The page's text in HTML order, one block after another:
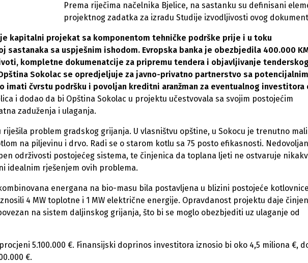
Prema riječima načelnika Bjelice, na sastanku su definisani
projektnog zadatka za izradu Studije izvodljivosti ovog
kapitalni projekat sa komponentom tehničke podrške prije i u toku
sastanaka sa uspješnim ishodom. Evropska banka je obezbjedila 400.000
kompletne dokumenatcije za pripremu tendera i objavljivanje
Sokolac se opredjeljuje za javno-privatno partnerstvo sa potencijalnim
imati čvrstu podršku i povoljan kreditni aranžman za eventualnog investitora
i dodao da bi Opština Sokolac u projektu učestvovala sa svojim postojećim
zaduženja i ulaganja.
problem gradskog grijanja. U vlasništvu opštine, u Sokocu je trenutno mali
na piljevinu i drvo. Radi se o starom kotlu sa 75 posto efikasnosti. Nedovoljan
održivosti postojećeg sistema, te činjenica da toplana ljeti ne ostvaruje
idealnim rješenjem ovih problema.
energana na bio-masu bila postavljena u blizini postojeće
4 MW toplotne i 1 MW električne energije. Opravdanost projektu daje
na sistem daljinskog grijanja, što bi se moglo obezbjediti uz ulaganje od
5.100.000 €. Finansijski doprinos investitora iznosio bi oko 4,5 miliona €,
€.